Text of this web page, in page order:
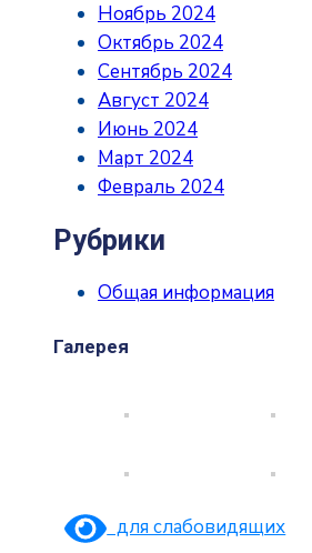
Ноябрь 2024
Октябрь 2024
Сентябрь 2024
Август 2024
Июнь 2024
Март 2024
Февраль 2024
Рубрики
Общая информация
Галерея
для слабовидящих